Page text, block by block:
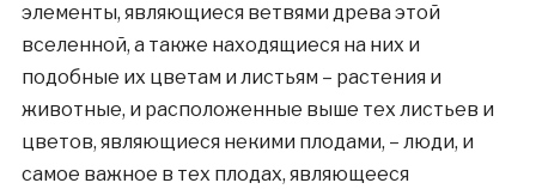
элементы, являющиеся ветвями древа этой
вселенной, а также находящиеся на них и
подобные их цветам и листьям – растения и
животные, и расположенные выше тех листьев и
цветов, являющиеся некими плодами, – люди, и
самое важное в тех плодах, являющееся